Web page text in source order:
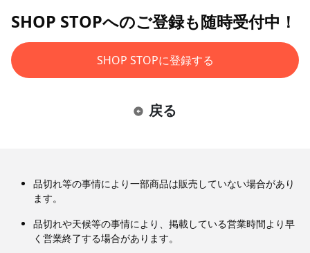
SHOP STOPへのご登録も随時受付中！
SHOP STOPに登録する
戻る
品切れ等の事情により一部商品は販売していない場合があり
ます。
品切れや天候等の事情により、掲載している営業時間より早
く営業終了する場合があります。